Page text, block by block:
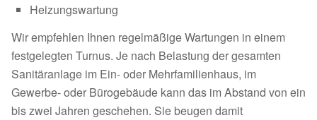
Heizungswartung
Wir empfehlen Ihnen regelmäßige Wartungen in einem
festgelegten Turnus. Je nach Belastung der gesamten
Sanitäranlage im Ein- oder Mehrfamilienhaus, im
Gewerbe- oder Bürogebäude kann das im Abstand von ein
bis zwei Jahren geschehen. Sie beugen damit